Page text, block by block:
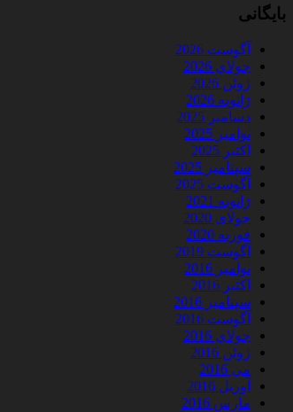
بایگانی
آگوست 2026
جولای 2026
ژوئن 2026
ژانویه 2026
دسامبر 2025
نوامبر 2025
اکتبر 2025
سپتامبر 2025
آگوست 2025
ژانویه 2021
جولای 2020
فوریه 2020
آگوست 2019
نوامبر 2016
اکتبر 2016
سپتامبر 2016
آگوست 2016
جولای 2016
ژوئن 2016
می 2016
آوریل 2016
مارس 2016